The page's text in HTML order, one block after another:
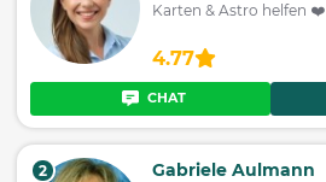
Karten & Astro helfen ❤️
4.77
CHAT
2 Gabriele Aulmann